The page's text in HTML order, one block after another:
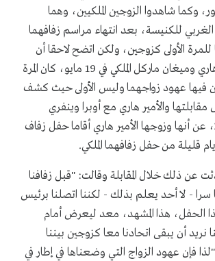
وكما شاهدوا الزوجين الملكيين، وهما
للكنيسة، بعد انتهاء مراسم زفافهما
للمرة الأولى كزوجين، ولكن اتضح لاحقا أن
حفل زفاف الأمير هاري وميغان ماركل الملكي في 19 مايو، كان المرة
فيها عهود زواجهما وليس الأولى حيث كشف
والأمير هاري مع أوبرا وينفري
Oprah عام 2021، عن أنها وزوجها الأمير هاري أقاما حفل زفاف
قليلة من حفل زفافهما الملكي.
عن ذلك خلال المقابلة وقالت: "قبل زفافنا
سرا - لا أحد يعلم بذلك - لكننا اتصلنا برئيس
الحفل، هذا المشهد، معد ليعرض أمام
نريد أن يبقى اتحادنا معا كزوجين بيننا
فإن عهود الزواج التي وضعناها في إطار في